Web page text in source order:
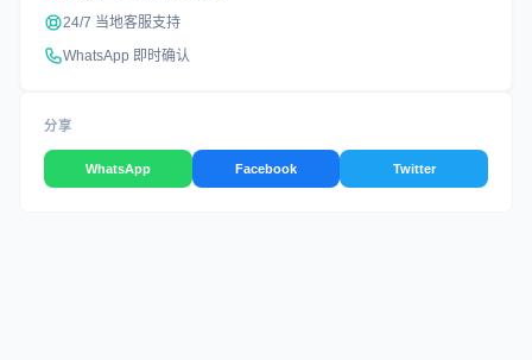
24/7 当地客服支持
WhatsApp 即时确认
分享
WhatsApp Facebook Twitter